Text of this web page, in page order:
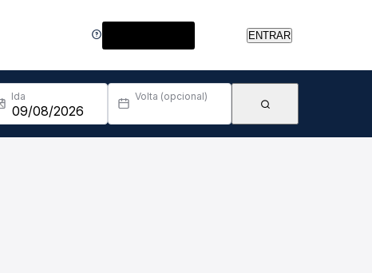
ENTRAR
Ida Volta (opcional)